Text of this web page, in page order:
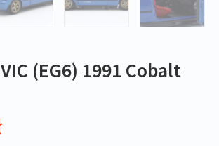
(EG6) 1991 Cobalt